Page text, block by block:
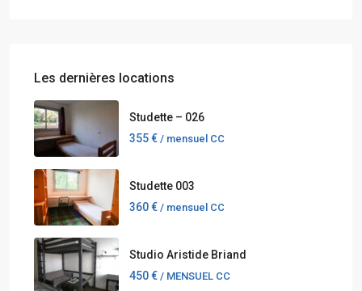
Les dernières locations
Studette – 026
355 € / mensuel CC
Studette 003
360 € / mensuel CC
Studio Aristide Briand
450 € / MENSUEL CC